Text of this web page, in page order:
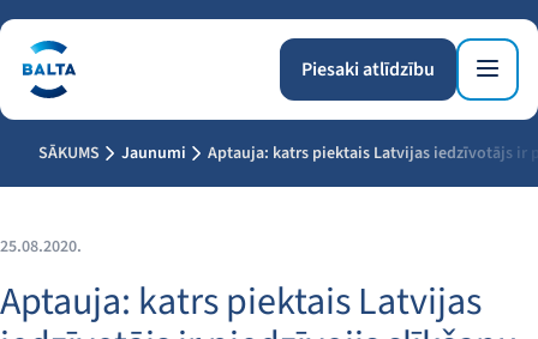
Piesaki atlīdzību
SĀKUMS Jaunumi Aptauja: katrs piektais Latvijas iedzīvotājs ir
25.08.2020.
Aptauja: katrs piektais Latvijas